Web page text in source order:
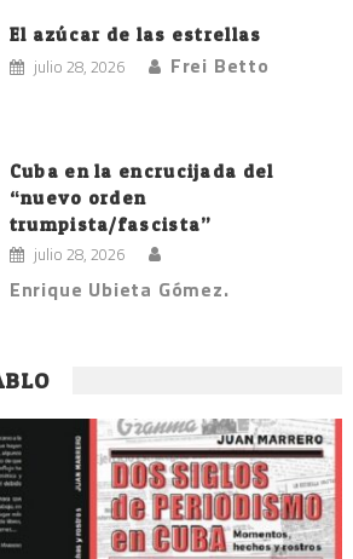
El azúcar de las estrellas
julio 28, 2026 Frei Betto
Cuba en la encrucijada del
“nuevo orden
trumpista/fascista”
julio 28, 2026
Enrique Ubieta Gómez.